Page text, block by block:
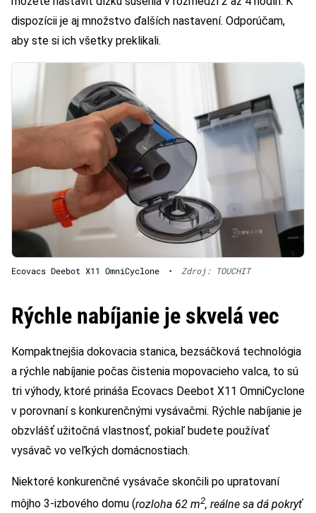
dispozícii je aj množstvo ďalších nastavení. Odporúčam,
aby ste si ich všetky preklikali.
Ecovacs Deebot X11 OmniCyclone • Zdroj: TOUCHIT
Rýchle nabíjanie je skvelá vec
Kompaktnejšia dokovacia stanica, bezsáčková technológia
a rýchle nabíjanie počas čistenia mopovacieho valca, to sú
tri výhody, ktoré prináša Ecovacs Deebot X11 OmniCyclone
v porovnaní s konkurenčnými vysávačmi. Rýchle nabíjanie je
obzvlášť užitočná vlastnosť, pokiaľ budete používať
vysávač vo veľkých domácnostiach.
Niektoré konkurenčné vysávače skončili po upratovaní
môjho 3-izbového domu (rozloha 62 m2, reálne sa dá pokryť